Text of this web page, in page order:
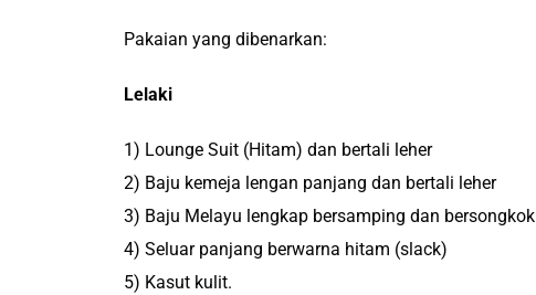
Pakaian yang dibenarkan:
Lelaki
1) Lounge Suit (Hitam) dan bertali leher
2) Baju kemeja lengan panjang dan bertali leher
3) Baju Melayu lengkap bersamping dan bersongkok
4) Seluar panjang berwarna hitam (slack)
5) Kasut kulit.